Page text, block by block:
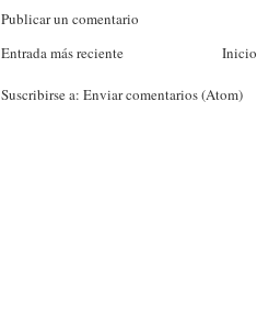
Publicar un comentario
Entrada más reciente
Inicio
Suscribirse a: Enviar comentarios (Atom)